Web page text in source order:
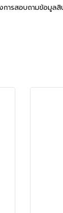
รสอบถามข้อมูลสิ